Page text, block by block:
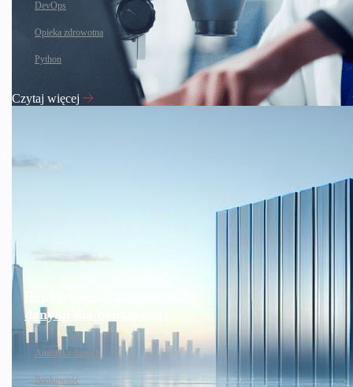
DevOps
Opieka zdrowotna
Python
Czytaj więcej
danymi dla bankowości
Analityka danych
Bankowość